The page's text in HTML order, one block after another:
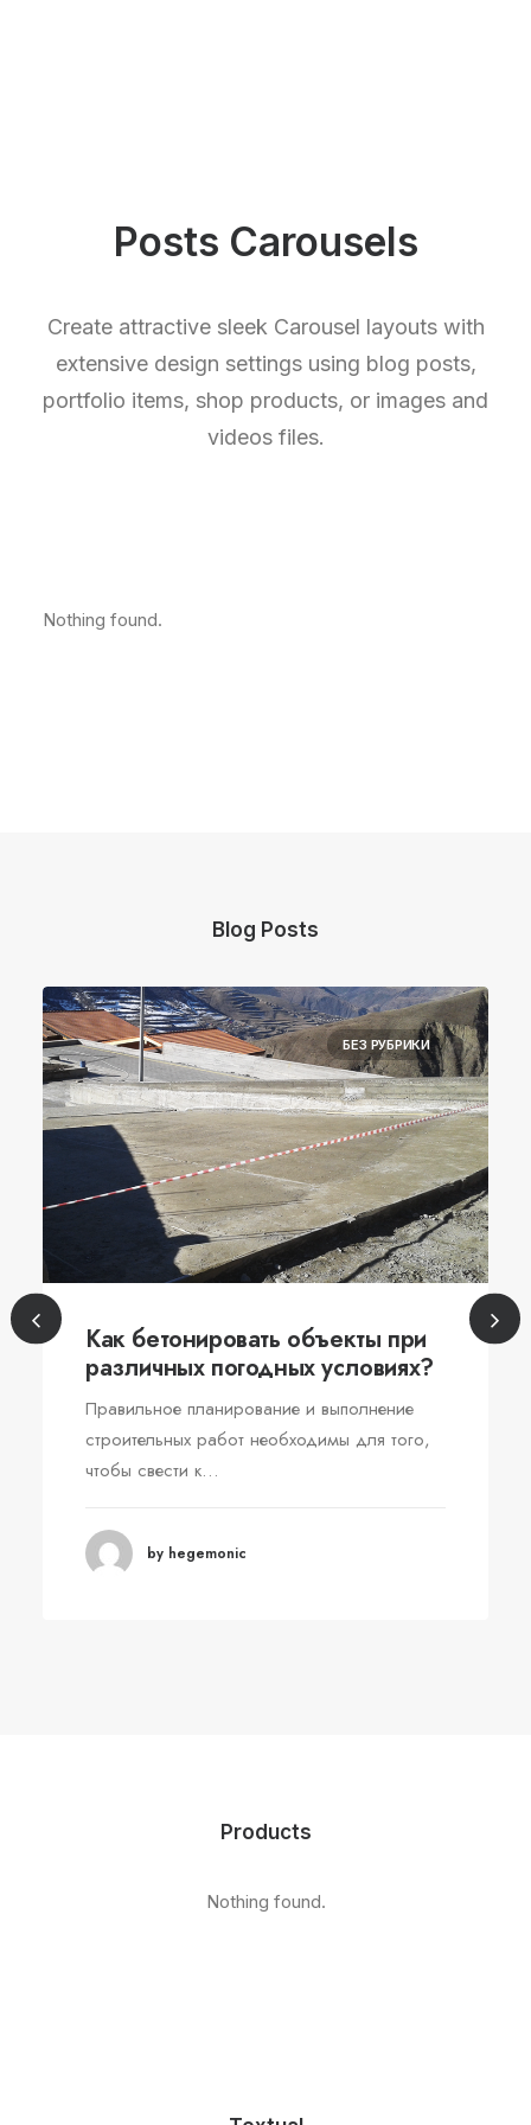
Posts Carousels
Create attractive sleek Carousel layouts with
extensive design settings using blog posts,
portfolio items, shop products, or images and
videos files.
Nothing found.
Blog Posts
БЕЗ РУБРИКИ
Как бетонировать объекты при
различных погодных условиях?
Правильное планирование и выполнение
строительных работ необходимы для того,
чтобы свести к…
by hegemonic
Products
Nothing found.